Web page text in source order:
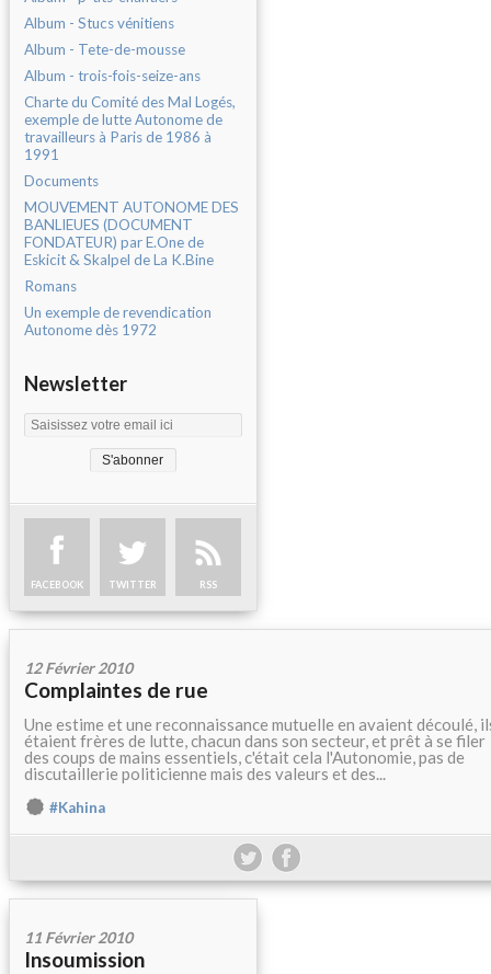
Album - Stucs vénitiens
Album - Tete-de-mousse
Album - trois-fois-seize-ans
Charte du Comité des Mal Logés,
exemple de lutte Autonome de
travailleurs à Paris de 1986 à
1991
Documents
MOUVEMENT AUTONOME DES
BANLIEUES (DOCUMENT
FONDATEUR) par E.One de
Eskicit & Skalpel de La K.Bine
Romans
Un exemple de revendication
Autonome dès 1972
Newsletter
FACEBOOK TWITTER RSS
12 Février 2010
Complaintes de rue
Une estime et une reconnaissance mutuelle en avaient découlé,
étaient frères de lutte, chacun dans son secteur, et prêt à se filer
des coups de mains essentiels, c'était cela l'Autonomie, pas de
discutaillerie politicienne mais des valeurs et des...
#Kahina
11 Février 2010
Insoumission